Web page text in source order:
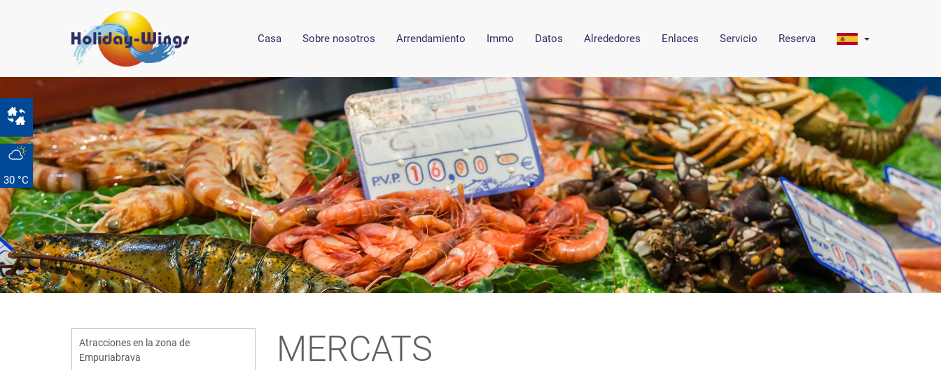
30 °C
Casa Sobre nosotros Arrendamiento Immo Datos Alrededores Enlaces Servicio Reserva
Atracciones en la zona de
Empuriabrava
MERCATS